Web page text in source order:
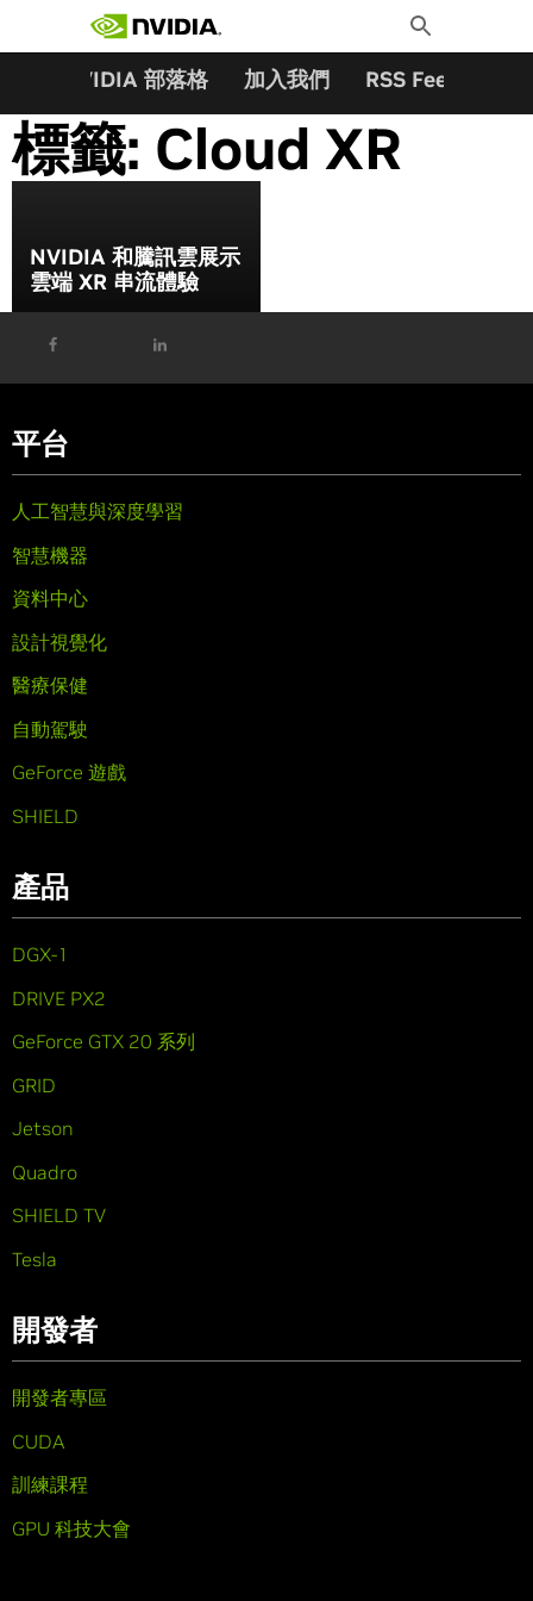
Toggle
Search
NVIDIA 部落格 加入我們 RSS Feeds
標籤: Cloud XR
NVIDIA 和騰訊雲展示
雲端 XR 串流體驗
平台
人工智慧與深度學習
智慧機器
資料中心
設計視覺化
醫療保健
自動駕駛
GeForce 遊戲
SHIELD
產品
DGX-1
DRIVE PX2
GeForce GTX 20 系列
GRID
Jetson
Quadro
SHIELD TV
Tesla
開發者
開發者專區
CUDA
訓練課程
GPU 科技大會